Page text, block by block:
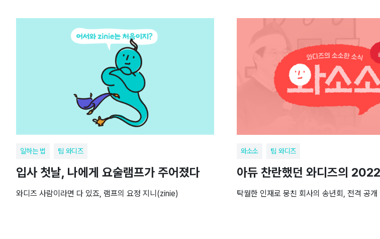
일하는 법 팀 와디즈
입사 첫날, 나에게 요술램프가 주어졌다
와디즈 사람이라면 다 있죠, 램프의 요정 지니(zinie)
와소소 팀 와디즈
아듀 찬란했던 와디즈의
탁월한 인재로 뭉친 회사의 송년회, 전격 공